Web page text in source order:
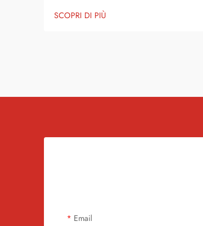
transfer termico è uno dei metodi più
SCOPRI DI PIÙ
Email